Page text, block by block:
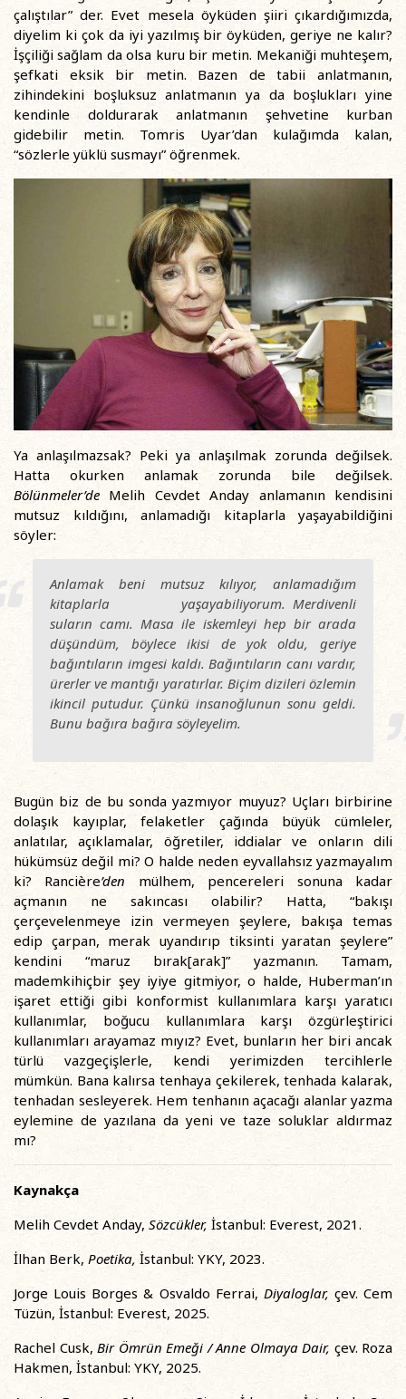
çalıştılar” der. Evet mesela öyküden şiiri çıkardığımızda,
diyelim ki çok da iyi yazılmış bir öyküden, geriye ne kalır?
İşçiliği sağlam da olsa kuru bir metin. Mekaniği muhteşem,
şefkati eksik bir metin. Bazen de tabii anlatmanın,
zihindekini boşluksuz anlatmanın ya da boşlukları yine
kendinle doldurarak anlatmanın şehvetine kurban
gidebilir metin. Tomris Uyar’dan kulağımda kalan,
“sözlerle yüklü susmayı” öğrenmek.
Ya anlaşılmazsak? Peki ya anlaşılmak zorunda değilsek.
Hatta okurken anlamak zorunda bile değilsek.
Bölünmeler’de Melih Cevdet Anday anlamanın kendisini
mutsuz kıldığını, anlamadığı kitaplarla yaşayabildiğini
söyler:
Anlamak beni mutsuz kılıyor, anlamadığım
kitaplarla yaşayabiliyorum. Merdivenli
suların camı. Masa ile iskemleyi hep bir arada
düşündüm, böylece ikisi de yok oldu, geriye
bağıntıların imgesi kaldı. Bağıntıların canı vardır,
ürerler ve mantığı yaratırlar. Biçim dizileri özlemin
ikincil putudur. Çünkü insanoğlunun sonu geldi.
Bunu bağıra bağıra söyleyelim.
Bugün biz de bu sonda yazmıyor muyuz? Uçları birbirine
dolaşık kayıplar, felaketler çağında büyük cümleler,
anlatılar, açıklamalar, öğretiler, iddialar ve onların dili
hükümsüz değil mi? O halde neden eyvallahsız yazmayalım
ki? Rancière’den mülhem, pencereleri sonuna kadar
açmanın ne sakıncası olabilir? Hatta, “bakışı
çerçevelenmeye izin vermeyen şeylere, bakışa temas
edip çarpan, merak uyandırıp tiksinti yaratan şeylere”
kendini “maruz bırak[arak]” yazmanın. Tamam,
mademkihiçbir şey iyiye gitmiyor, o halde, Huberman’ın
işaret ettiği gibi konformist kullanımlara karşı yaratıcı
kullanımlar, boğucu kullanımlara karşı özgürleştirici
kullanımları arayamaz mıyız? Evet, bunların her biri ancak
türlü vazgeçişlerle, kendi yerimizden tercihlerle
mümkün. Bana kalırsa tenhaya çekilerek, tenhada kalarak,
tenhadan sesleyerek. Hem tenhanın açacağı alanlar yazma
eylemine de yazılana da yeni ve taze soluklar aldırmaz
mı?
Kaynakça
Melih Cevdet Anday, Sözcükler, İstanbul: Everest, 2021.
İlhan Berk, Poetika, İstanbul: YKY, 2023.
Jorge Louis Borges & Osvaldo Ferrai, Diyaloglar, çev. Cem
Tüzün, İstanbul: Everest, 2025.
Rachel Cusk, Bir Ömrün Emeği / Anne Olmaya Dair, çev. Roza
Hakmen, İstanbul: YKY, 2025.